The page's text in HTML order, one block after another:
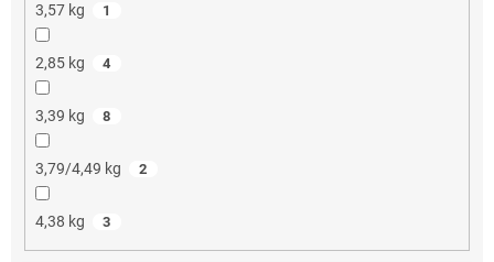
3,57 kg 1
2,85 kg 4
3,39 kg 8
3,79/4,49 kg 2
4,38 kg 3